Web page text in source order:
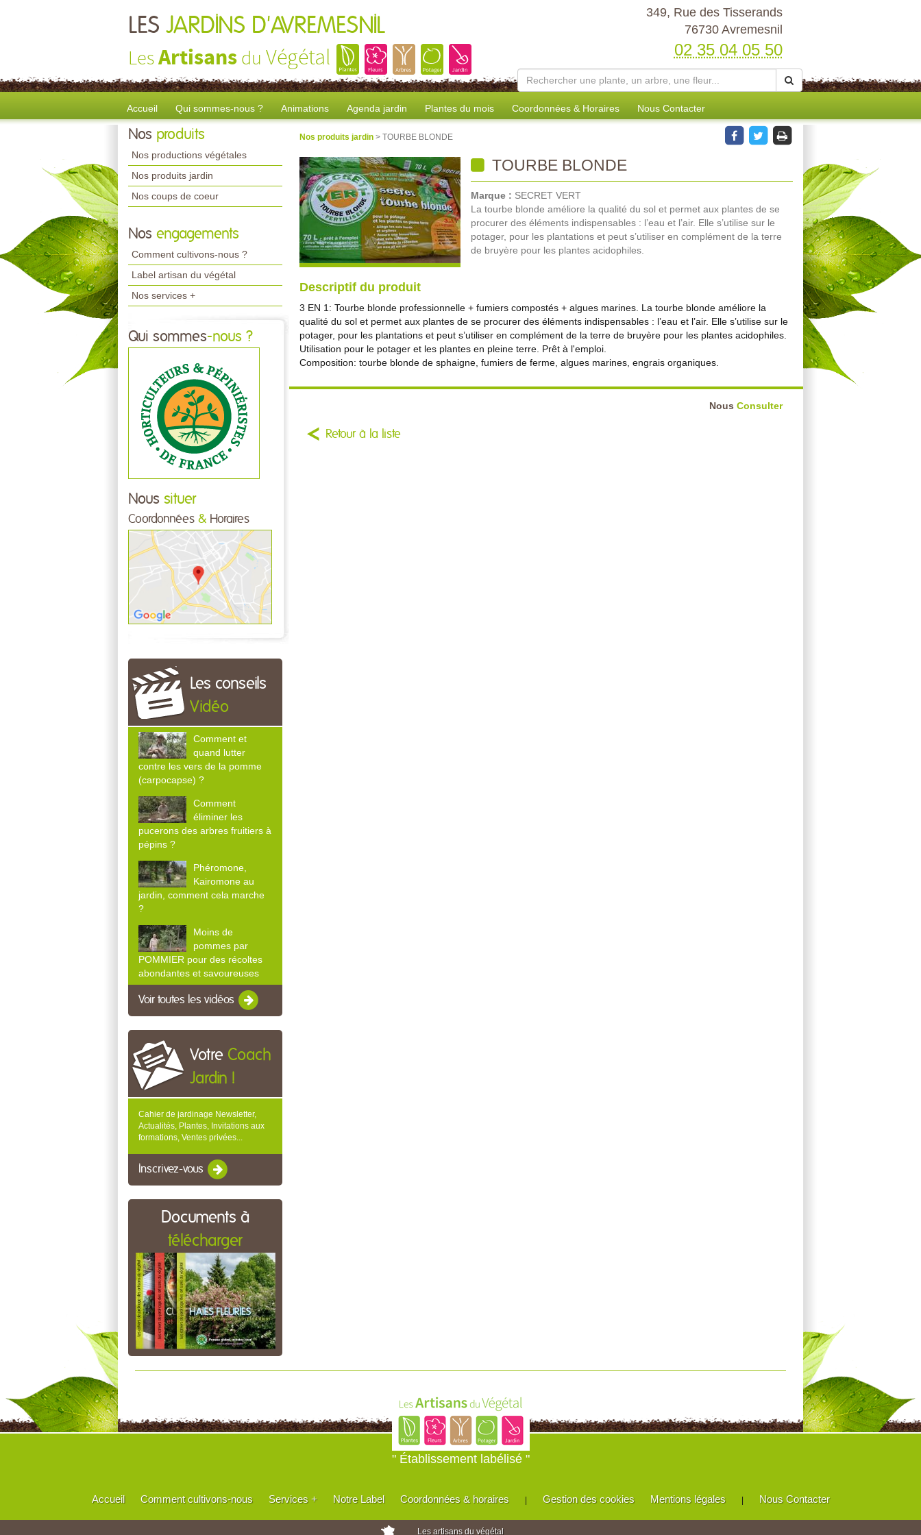
LES JARDINS D'AVREMESNIL
LesArtisans du Végétal
349, Rue des Tisserands
76730 Avremesnil
02 35 04 05 50
Accueil Qui sommes-nous ? Animations Agenda jardin Plantes du mois Coordonnées & Horaires Nous Contacter
Nos produits
Nos productions végétales
Nos produits jardin
Nos coups de coeur
Nos engagements
Comment cultivons-nous ?
Label artisan du végétal
Nos services +
Qui sommes-nous ?
Nous situer
Coordonnées & Horaires
Les conseils
Vidéo
Comment et
quand lutter
contre les vers de la pomme
(carpocapse) ?
Comment
éliminer les
pucerons des arbres fruitiers à
pépins ?
Phéromone,
Kairomone au
jardin, comment cela marche
?
Moins de
pommes par
POMMIER pour des récoltes
abondantes et savoureuses
Voir toutes les vidéos
Votre Coach
Jardin !
Cahier de jardinage Newsletter,
Actualités, Plantes, Invitations aux
formations, Ventes privées...
Inscrivez-vous
Documents à
télécharger
Nos produits jardin > TOURBE BLONDE
TOURBE BLONDE
Marque : SECRET VERT
La tourbe blonde améliore la qualité du sol et permet aux plantes de se
procurer des éléments indispensables : l’eau et l’air. Elle s’utilise sur le
potager, pour les plantations et peut s’utiliser en complément de la terre
de bruyère pour les plantes acidophiles.
Descriptif du produit
3 EN 1: Tourbe blonde professionnelle + fumiers compostés + algues marines. La tourbe blonde améliore la
qualité du sol et permet aux plantes de se procurer des éléments indispensables : l’eau et l’air. Elle s’utilise sur le
potager, pour les plantations et peut s’utiliser en complément de la terre de bruyère pour les plantes acidophiles.
Utilisation pour le potager et les plantes en pleine terre. Prêt à l'emploi.
Composition: tourbe blonde de sphaigne, fumiers de ferme, algues marines, engrais organiques.
Nous Consulter
Retour à la liste
" Établissement labélisé "
Accueil Comment cultivons-nous Services + Notre Label Coordonnées & horaires | Gestion des cookies Mentions légales | Nous Contacter
Les artisans du végétal